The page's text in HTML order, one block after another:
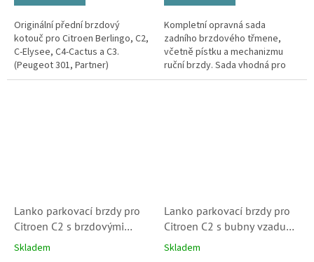
Originální přední brzdový
kotouč pro Citroen Berlingo, C2,
C-Elysee, C4-Cactus a C3.
(Peugeot 301, Partner)
Kompletní opravná sada
zadního brzdového třmene,
včetně pístku a mechanizmu
ruční brzdy. Sada vhodná pro
úplnou opravu třmene. Brzdový
Lanko parkovací brzdy pro
Citroen C2 s brzdovými
kotouči vzadu (474616)
Skladem
Lanko parkovací brzdy pro
Citroen C2 s bubny vzadu
(474615)
Skladem